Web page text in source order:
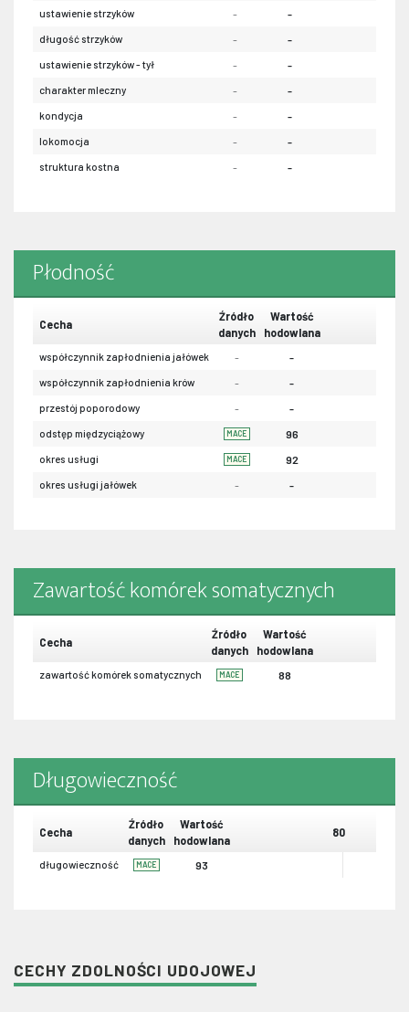
ustawienie strzyków - -
długość strzyków - -
ustawienie strzyków - tył - -
charakter mleczny - -
kondycja - -
lokomocja - -
struktura kostna - -
Płodność
Cecha
Źródło
danych
Wartość
hodowlana
współczynnik zapłodnienia jałówek - -
współczynnik zapłodnienia krów - -
przestój poporodowy - -
odstęp międzyciążowy MACE 96
okres usługi MACE 92
okres usługi jałówek - -
Zawartość komórek somatycznych
Cecha
Źródło
danych
Wartość
hodowlana
zawartość komórek somatycznych MACE 88
Długowieczność
Cecha
Źródło
danych
Wartość
hodowlana
80
długowieczność MACE 93
CECHY ZDOLNOŚCI UDOJOWEJ